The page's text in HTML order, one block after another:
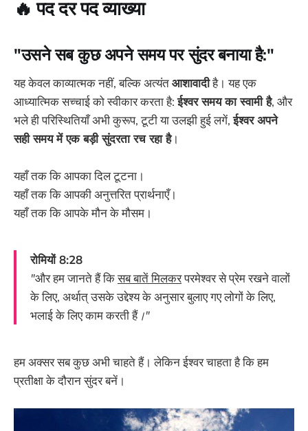
🔥पद दर पद व्याख्या
"उसने सब कुछ अपने समय पर सुंदर बनाया है:"
यह केवल काव्यात्मक नहीं, बल्कि अत्यंतआशावादीहै। यह एक
आध्यात्मिक सच्चाई को स्वीकार करता है:ईश्वर समय का स्वामी है, और
भले ही परिस्थितियाँ अभी कुरूप, टूटी या उलझी हुई लगें,ईश्वर अपने
सही समय में एक बड़ी सुंदरता रच रहा है।
यहाँ तक कि आपका दिल टूटना।
यहाँ तक कि आपकी अनुत्तरित प्रार्थनाएँ।
यहाँ तक कि आपके मौन के मौसम।
रोमियों 8:28
"और हम जानते हैं किसब बातें मिलकरपरमेश्वर से प्रेम रखने वालों
के लिए, अर्थात् उसके उद्देश्य के अनुसार बुलाए गए लोगों के लिए,
भलाई के लिए काम करती हैं।"
हम अक्सर सब कुछ अभी चाहते हैं। लेकिन ईश्वर चाहता है कि हम
प्रतीक्षा के दौरान सुंदर बनें।